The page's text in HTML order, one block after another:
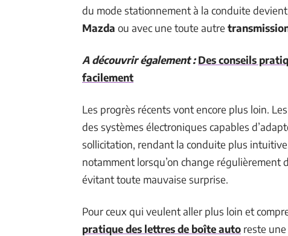
du mode stationnement à la conduite
Mazda ou avec une toute autre
A découvrir également : Des conseils
facilement
Les progrès récents vont encore plus loin. Les
des systèmes électroniques capables
sollicitation, rendant la conduite plus
notamment lorsqu’on change régulièrement
évitant toute mauvaise surprise.
Pour ceux qui veulent aller plus loin et
pratique des lettres de boîte auto reste